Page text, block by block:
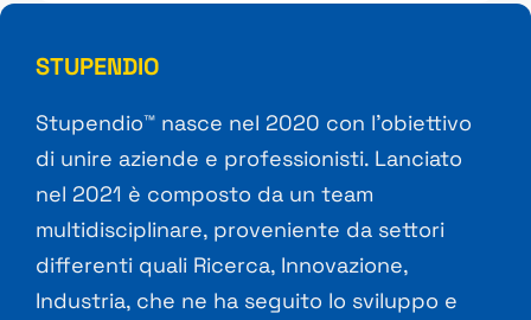
STUPENDIO
Stupendio™ nasce nel 2020 con l’obiettivo
di unire aziende e professionisti. Lanciato
nel 2021 è composto da un team
multidisciplinare, proveniente da settori
differenti quali Ricerca, Innovazione,
Industria, che ne ha seguito lo sviluppo e